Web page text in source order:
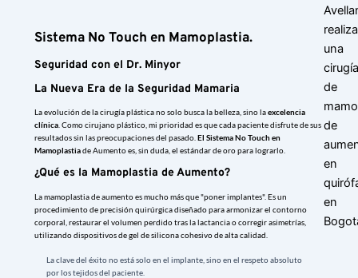
Sistema No Touch en Mamoplastia.
Seguridad con el Dr. Minyor
La Nueva Era de la Seguridad Mamaria
La evolución de la cirugía plástica no solo busca la belleza, sino laexcelencia
clínica. Como cirujano plástico, mi prioridad es que cada paciente disfrute de sus
resultados sin las preocupaciones del pasado.El SistemaNo Touchen
Mamoplastiade Aumento es, sin duda, el estándar de oro para lograrlo.
¿Qué es la Mamoplastia de Aumento?
La mamoplastia de aumentoes mucho más que "poner implantes". Es un
procedimiento de precisión quirúrgica diseñado para armonizar el contorno
corporal, restaurar el volumen perdido tras la lactancia o corregir asimetrías,
utilizando dispositivos de gel de silicona cohesivo de alta calidad.
La clave del éxito no está solo en el implante, sino en el respeto absoluto
por los tejidos del paciente.